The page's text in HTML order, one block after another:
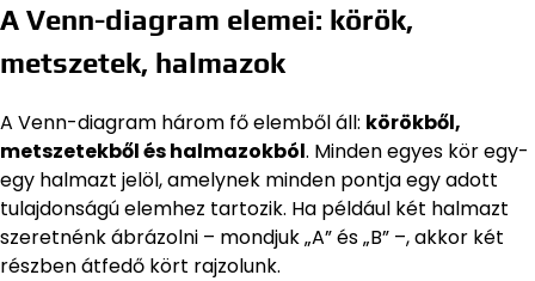
A Venn-diagram elemei: körök,
metszetek, halmazok
A Venn-diagram három fő elemből áll: körökből,
metszetekből és halmazokból. Minden egyes kör egy-
egy halmazt jelöl, amelynek minden pontja egy adott
tulajdonságú elemhez tartozik. Ha például két halmazt
szeretnénk ábrázolni – mondjuk „A” és „B” –, akkor két
részben átfedő kört rajzolunk.